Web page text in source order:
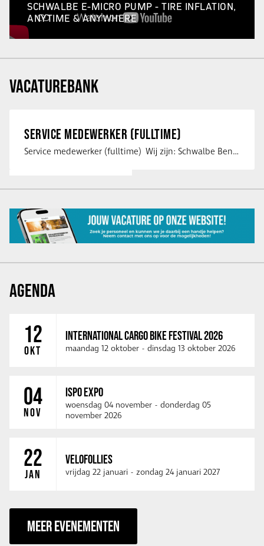
SCHWALBE E-MICRO PUMP - TIRE INFLATION,
ANYTIME & ANYWHERE
VACATUREBANK
SERVICE MEDEWERKER (FULLTIME)
Service medewerker (fulltime) Wij zijn: Schwalbe Benelux; merkeigenaar, …
AGENDA
12
OKT
INTERNATIONAL CARGO BIKE FESTIVAL 2026
maandag 12 oktober - dinsdag 13 oktober 2026
04
NOV
ISPO EXPO
woensdag 04 november - donderdag 05
november 2026
22
JAN
VELOFOLLIES
vrijdag 22 januari - zondag 24 januari 2027
MEER EVENEMENTEN